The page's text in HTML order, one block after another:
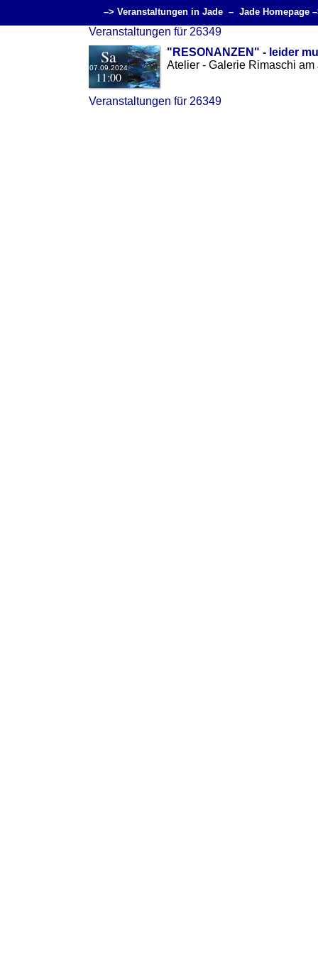
–> Veranstaltungen in Jade – Jade Homepage
Veranstaltungen für 26349
Sa
07.09.2024
11:00
"RESONANZEN" - leider
Atelier - Galerie Rimaschi am
Veranstaltungen für 26349